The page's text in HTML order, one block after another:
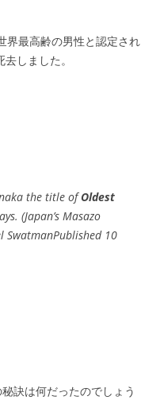
界最高齢の男性と認定され
しました。
the title ofOldest
(Japan’s Masazo
SwatmanPublished 10
訣は何だったのでしょう